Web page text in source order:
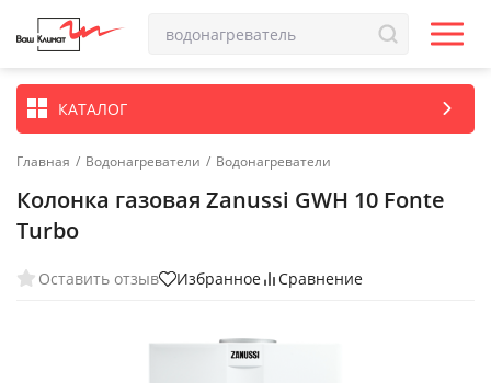
КАТАЛОГ
Главная / Водонагреватели / Водонагреватели
Колонка газовая Zanussi GWH 10 Fonte
Turbo
Оставить отзыв Избранное Сравнение